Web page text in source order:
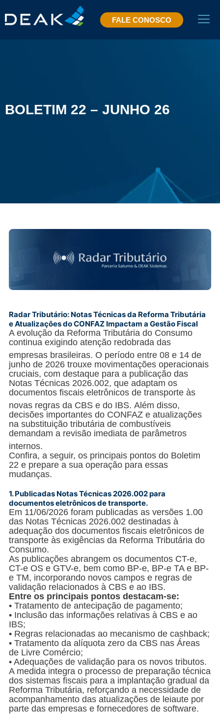
FALE CONOSCO
BOLETIM 22 – JUNHO 26
Radar Tributário: Notas Técnicas da Reforma Tributária
e Atualizações do CONFAZ Impactam a Gestão Fiscal
A evolução da Reforma Tributária do Consumo
continua exigindo atenção redobrada das
empresas brasileiras. O período entre 08 e 14 de
junho de 2026 trouxe movimentações operacionais
cruciais, com destaque para a publicação das
Notas Técnicas 2026.002, que adaptam os
documentos fiscais eletrônicos de transporte às
novas regras da CBS e do IBS. Além disso,
decisões importantes do CONFAZ e atualizações
na substituição tributária de combustíveis
demandam a revisão imediata de parâmetros
internos.
Confira, a seguir, os principais pontos do Boletim
22 e prepare a sua operação para essas
mudanças.
1.Publicadas Notas Técnicas 2026.002 para
documentos eletrônicos de transporte.
Em 11/06/2026 foram publicadas as versões 1.00
das Notas Técnicas 2026.002 destinadas à
adequação dos documentos fiscais eletrônicos de
transporte às exigências da Reforma Tributária do
Consumo.
As publicações abrangem os documentos CT-e,
CT-e OS e GTV-e, bem como BP-e, BP-e TA e BP-
e TM, incorporando novos campos e regras de
validação relacionados à CBS e ao IBS.
Entre os principais pontos destacam-se:
• Tratamento de antecipação de pagamento;
• Inclusão das informações relativas à CBS e ao
IBS;
• Regras relacionadas ao mecanismo de cashback;
• Tratamento da alíquota zero da CBS nas Áreas
de Livre Comércio;
• Adequações de validação para os novos tributos.
A medida integra o processo de preparação técnica
dos sistemas fiscais para a implantação gradual da
Reforma Tributária, reforçando a necessidade de
acompanhamento das atualizações de leiaute por
parte das empresas e fornecedores de software.